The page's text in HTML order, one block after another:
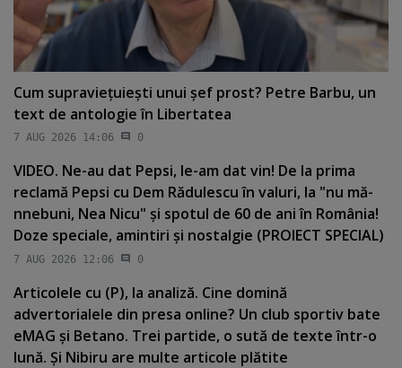
Cum supravieţuieşti unui şef prost? Petre Barbu, un
text de antologie în Libertatea
7 AUG 2026 14:06 0
VIDEO. Ne-au dat Pepsi, le-am dat vin! De la prima
reclamă Pepsi cu Dem Rădulescu în valuri, la "nu mă-
nnebuni, Nea Nicu" şi spotul de 60 de ani în România!
Doze speciale, amintiri şi nostalgie (PROIECT SPECIAL)
7 AUG 2026 12:06 0
Articolele cu (P), la analiză. Cine domină
advertorialele din presa online? Un club sportiv bate
eMAG şi Betano. Trei partide, o sută de texte într-o
lună. Şi Nibiru are multe articole plătite